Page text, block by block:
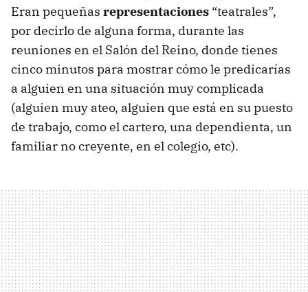
Eran pequeñas representaciones “teatrales”,
por decirlo de alguna forma, durante las
reuniones en el Salón del Reino, donde tienes
cinco minutos para mostrar cómo le predicarías
a alguien en una situación muy complicada
(alguien muy ateo, alguien que está en su puesto
de trabajo, como el cartero, una dependienta, un
familiar no creyente, en el colegio, etc).